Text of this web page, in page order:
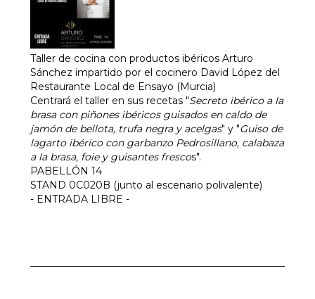
Taller de cocina con productos ibéricos Arturo
Sánchez impartido por el cocinero David López del
Restaurante Local de Ensayo (Murcia)
Centrará el taller en sus recetas "Secreto ibérico a la
brasa con piñones ibéricos guisados en caldo de
jamón de bellota, trufa negra y acelgas" y "Guiso de
lagarto ibérico con garbanzo Pedrosillano, calabaza
a la brasa, foie y guisantes frescos".
PABELLÓN 14
STAND 0C020B (junto al escenario polivalente)
- ENTRADA LIBRE -